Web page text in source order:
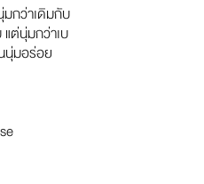
กว่าเดิมกับ
ต่นุ่มกว่าเบ
นุ่มอร่อย